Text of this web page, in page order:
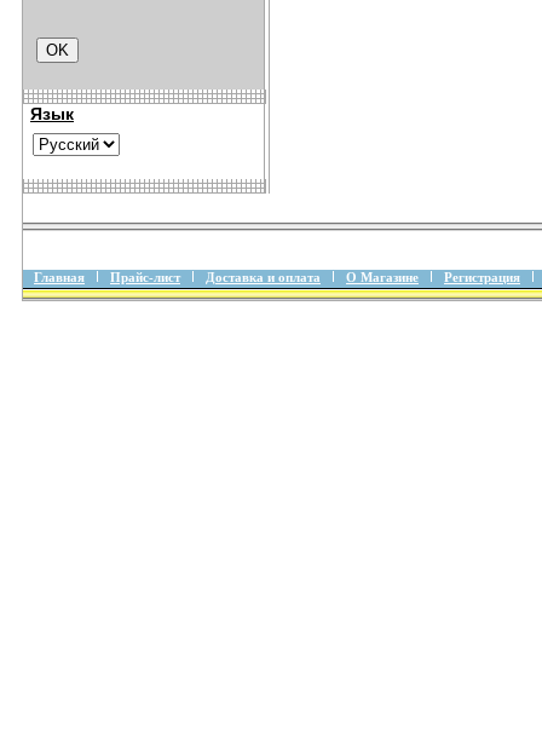
Язык
Главная Прайс-лист Доставка и оплата О Магазине Регистрация